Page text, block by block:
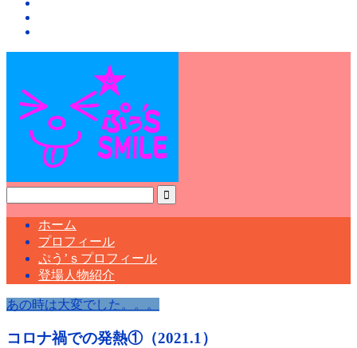
ホーム
プロフィール
ぷう’ｓプロフィール
登場人物紹介
あの時は大変でした。。。
コロナ禍での発熱①（2021.1）